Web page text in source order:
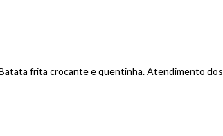
frita crocante e quentinha. Atendimento dos